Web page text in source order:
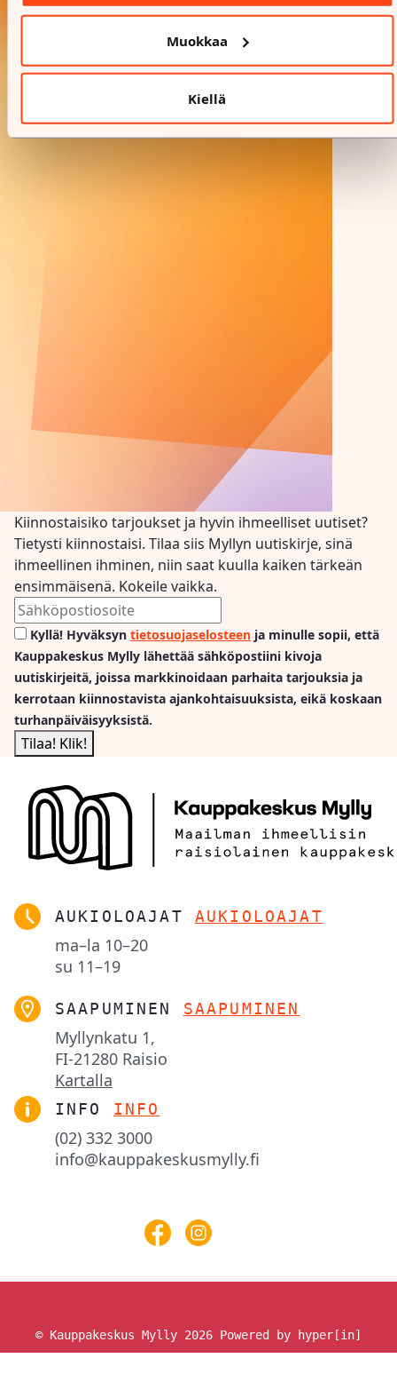
Muokkaa
Kiellä
Kiinnostaisiko tarjoukset ja hyvin ihmeelliset uutiset?
Tietysti kiinnostaisi. Tilaa siis Myllyn uutiskirje, sinä
ihmeellinen ihminen, niin saat kuulla kaiken tärkeän
ensimmäisenä. Kokeile vaikka.
Kyllä! Hyväksyn tietosuojaselosteen ja minulle sopii, että
Kauppakeskus Mylly lähettää sähköpostiini kivoja
uutiskirjeitä, joissa markkinoidaan parhaita tarjouksia ja
kerrotaan kiinnostavista ajankohtaisuuksista, eikä koskaan
turhanpäiväisyyksistä.
AUKIOLOAJAT AUKIOLOAJAT
ma–la 10–20
su 11–19
SAAPUMINEN SAAPUMINEN
Myllynkatu 1,
FI-21280 Raisio
Kartalla
INFO INFO
(02) 332 3000
info@kauppakeskusmylly.fi
© Kauppakeskus Mylly 2026 Powered by hyper[in]